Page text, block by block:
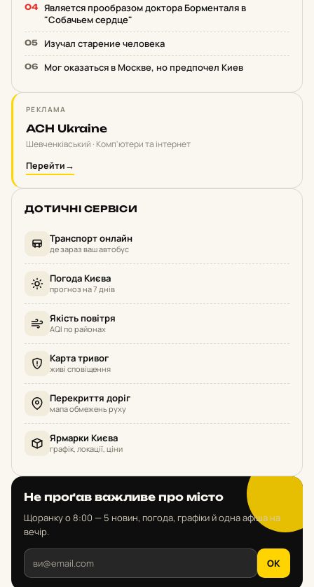
Является прообразом доктора Борменталя в
"Собачьем сердце"
Изучал старение человека
Мог оказаться в Москве, но предпочел Киев
РЕКЛАМА
ACH Ukraine
Шевченківський · Комп'ютери та інтернет
Перейти→
ДОТИЧНІ СЕРВІСИ
Транспорт онлайн
де зараз ваш автобус
Погода Києва
прогноз на 7 днів
Якість повітря
AQI по районах
Карта тривог
живі сповіщення
Перекриття доріг
мапа обмежень руху
Ярмарки Києва
графік, локації, ціни
Не проґав важливе про місто
Щоранку о 8:00 — 5 новин, погода, графіки й одна афіша на
вечір.
OK